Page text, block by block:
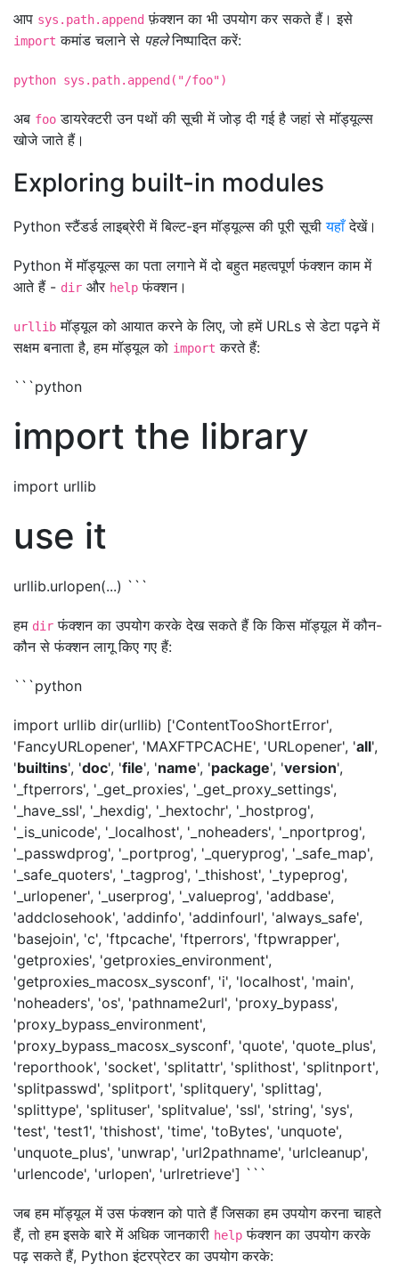
आप sys.path.append फ़ंक्शन का भी उपयोग कर सकते हैं। इसे
import कमांड चलाने से पहलेनिष्पादित करें:
python sys.path.append("/foo")
अब foo डायरेक्टरी उन पथों की सूची में जोड़ दी गई है जहां से मॉड्यूल्स
खोजे जाते हैं।
Exploring built-in modules
Python स्टैंडर्ड लाइब्रेरी में बिल्ट-इन मॉड्यूल्स की पूरी सूचीयहाँदेखें।
Python में मॉड्यूल्स का पता लगाने में दो बहुत महत्वपूर्ण फंक्शन काम में
आते हैं - dir और help फंक्शन।
urllib मॉड्यूल को आयात करने के लिए, जो हमें URLs से डेटा पढ़ने में
सक्षम बनाता है, हम मॉड्यूल को import करते हैं:
```python
import the library
import urllib
use it
urllib.urlopen(...) ```
हम dir फंक्शन का उपयोग करके देख सकते हैं कि किस मॉड्यूल में कौन-
कौन से फंक्शन लागू किए गए हैं:
```python
import urllib dir(urllib) ['ContentTooShortError',
'FancyURLopener', 'MAXFTPCACHE', 'URLopener', 'all',
'builtins', 'doc', 'file', 'name', 'package', 'version',
'_ftperrors', '_get_proxies', '_get_proxy_settings',
'_have_ssl', '_hexdig', '_hextochr', '_hostprog',
'_is_unicode', '_localhost', '_noheaders', '_nportprog',
'_passwdprog', '_portprog', '_queryprog', '_safe_map',
'_safe_quoters', '_tagprog', '_thishost', '_typeprog',
'_urlopener', '_userprog', '_valueprog', 'addbase',
'addclosehook', 'addinfo', 'addinfourl', 'always_safe',
'basejoin', 'c', 'ftpcache', 'ftperrors', 'ftpwrapper',
'getproxies', 'getproxies_environment',
'getproxies_macosx_sysconf', 'i', 'localhost', 'main',
'noheaders', 'os', 'pathname2url', 'proxy_bypass',
'proxy_bypass_environment',
'proxy_bypass_macosx_sysconf', 'quote', 'quote_plus',
'reporthook', 'socket', 'splitattr', 'splithost', 'splitnport',
'splitpasswd', 'splitport', 'splitquery', 'splittag',
'splittype', 'splituser', 'splitvalue', 'ssl', 'string', 'sys',
'test', 'test1', 'thishost', 'time', 'toBytes', 'unquote',
'unquote_plus', 'unwrap', 'url2pathname', 'urlcleanup',
'urlencode', 'urlopen', 'urlretrieve'] ```
जब हम मॉड्यूल में उस फंक्शन को पाते हैं जिसका हम उपयोग करना चाहते
हैं, तो हम इसके बारे में अधिक जानकारी help फंक्शन का उपयोग करके
पढ़ सकते हैं, Python इंटरप्रेटर का उपयोग करके: